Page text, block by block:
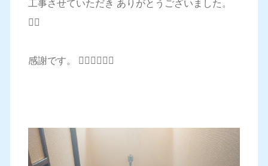
工事させていただき ありがとうございました。
🙇‍♂️
感謝です。 🙇‍♂️🙇‍♂️🙇‍♂️